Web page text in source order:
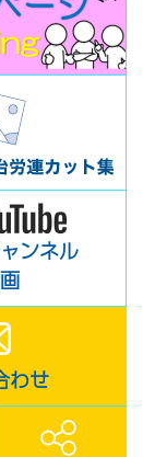
ンネル
わせ